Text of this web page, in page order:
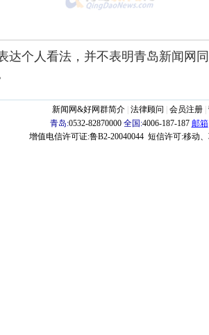
达个人看法，并不表明青岛新闻网